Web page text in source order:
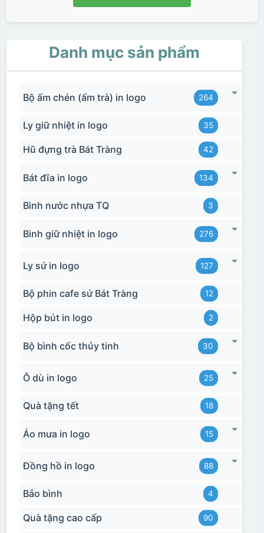
Danh mục sản phẩm
Bộ ấm chén (ấm trà) in logo 264
Ly giữ nhiệt in logo 35
Hũ đựng trà Bát Tràng 42
Bát đĩa in logo 134
Bình nước nhựa TQ 3
Bình giữ nhiệt in logo 276
Ly sứ in logo 127
Bộ phin cafe sứ Bát Tràng 12
Hộp bút in logo 2
Bộ bình cốc thủy tinh 30
Ô dù in logo 25
Quà tặng tết 18
Áo mưa in logo 15
Đồng hồ in logo 88
Bảo bình 4
Quà tặng cao cấp 90